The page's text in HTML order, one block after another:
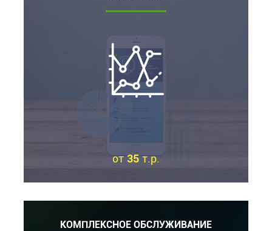
от 35 т.р.
КОМПЛЕКСНОЕ ОБСЛУЖИВАНИЕ